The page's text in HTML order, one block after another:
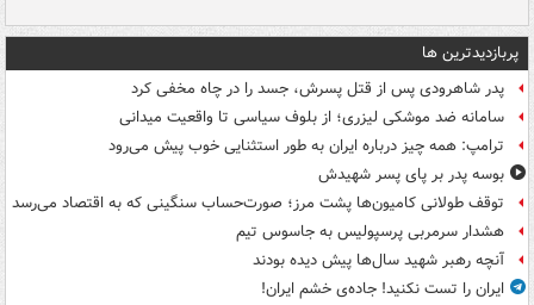
پربازدیدترین ها
پدر شاهرودی پس از قتل پسرش، جسد را در چاه مخفی کرد
سامانه ضد موشکی لیزری؛ از بلوف سیاسی تا واقعیت میدانی
ترامپ: همه چیز درباره ایران به طور استثنایی خوب پیش می‌رود
بوسه‌ پدر بر پای پسر شهیدش
توقف طولانی کامیون‌ها پشت مرز؛ صورت‌حساب سنگینی که به اقتصاد می‌رسد
هشدار سرمربی پرسپولیس به جاسوس تیم
آنچه رهبر شهید سال‌ها پیش دیده بودند
ایران را تست نکنید! جاده‌ی خشم ایران!